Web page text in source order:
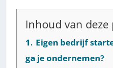
Inhoud van deze
1. Eigen bedrijf
ga je ondernemen?